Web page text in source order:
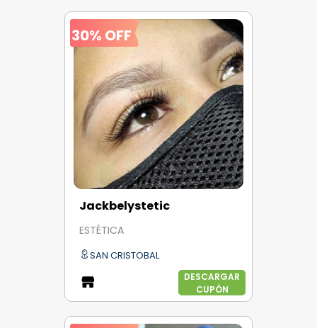
30% OFF
Jackbelystetic
ESTÉTICA
SAN CRISTOBAL
DESCARGAR
CUPÓN